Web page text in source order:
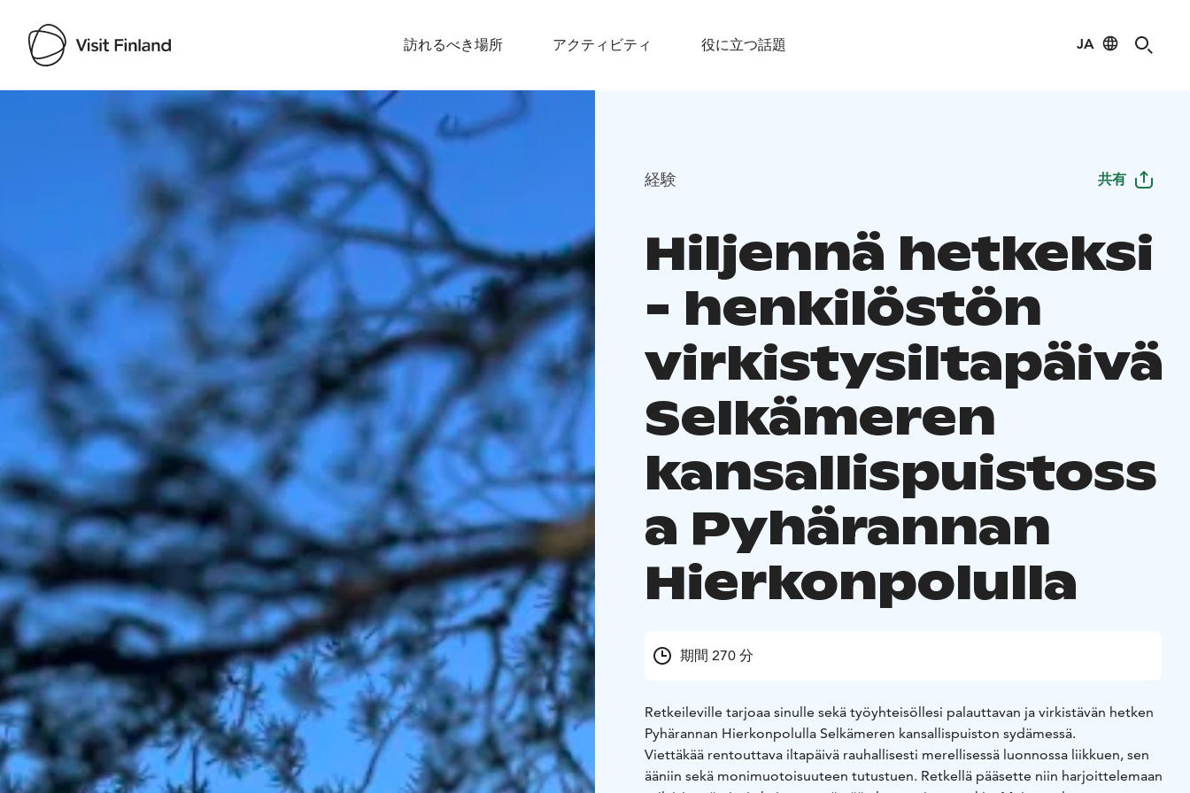
訪れるべき場所 アクティビティ 役に立つ話題 JA
Visit Finland
経験 共有
Hiljennä hetkeksi
- henkilöstön
virkistysiltapäivä
Selkämeren
kansallispuistoss
a Pyhärannan
Hierkonpolulla
期間 270 分
Retkeileville tarjoaa sinulle sekä työyhteisöllesi palauttavan ja virkistävän hetken
Pyhärannan Hierkonpolulla Selkämeren kansallispuiston sydämessä.
Viettäkää rentouttava iltapäivä rauhallisesti merellisessä luonnossa liikkuen, sen
ääniin sekä monimuotoisuuteen tutustuen. Retkellä pääsette niin harjoittelemaan